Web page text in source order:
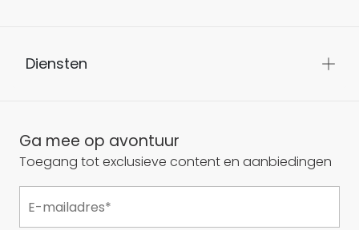
Diensten
Ga mee op avontuur
Toegang tot exclusieve content en aanbiedingen